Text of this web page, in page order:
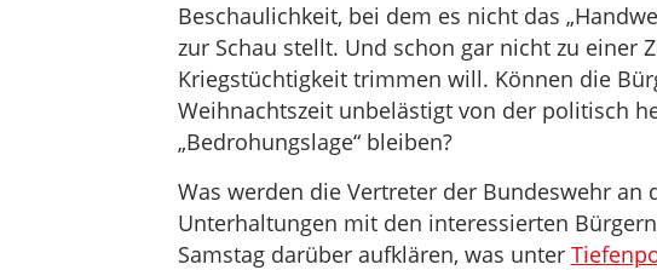
Beschaulichkeit, bei dem es nicht das
zur Schau stellt. Und schon gar nicht zu einer
Kriegstüchtigkeit trimmen will. Können die
Weihnachtszeit unbelästigt von der politisch
„Bedrohungslage“ bleiben?
Was werden die Vertreter der Bundeswehr an
Unterhaltungen mit den interessierten
Samstag darüber aufklären, was unter